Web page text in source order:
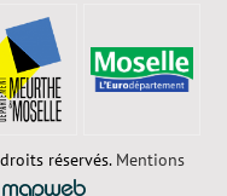
réservés. Mentions